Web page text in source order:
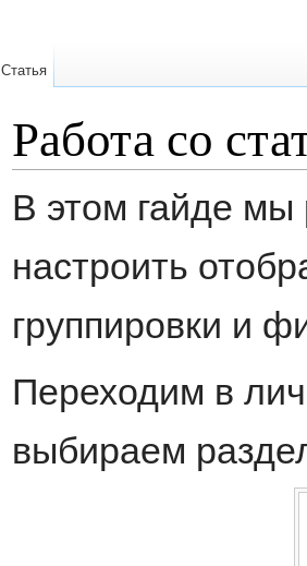
Работа со
Перейти к:навигация,поиск
В этом гайде мы
настроить
группировки и
Переходим в
выбираем
Статья